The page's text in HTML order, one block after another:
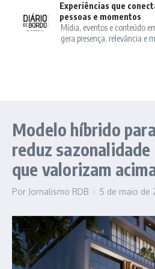
Experiências que
pessoas e momentos
Mídia, eventos e conteúdo
gera presença, relevância e
Modelo híbrido
reduz
que valorizam
Por Jornalismo RDB 5 de maio de